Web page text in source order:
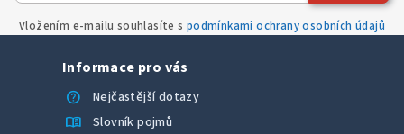
y
v
Vložením e-mailu souhlasíte s podmínkami ochrany osobních údajů
Informace pro vás
help
Nejčastější dotazy
menu_book Slovník pojmů